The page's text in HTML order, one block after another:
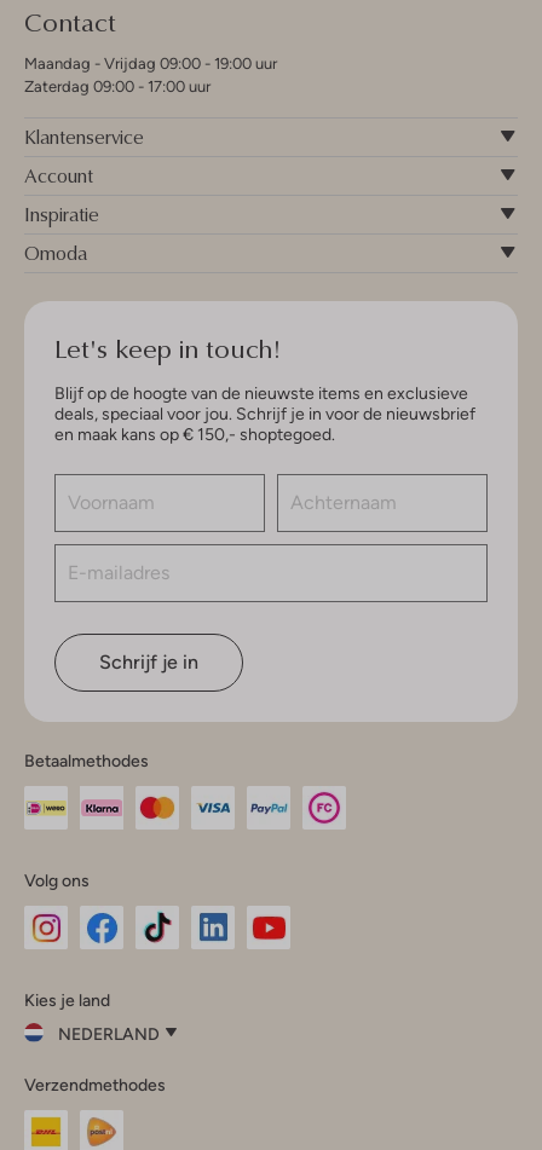
Contact
Maandag - Vrijdag 09:00 - 19:00 uur
Zaterdag 09:00 - 17:00 uur
Klantenservice
Account
Inspiratie
Omoda
Let's keep in touch!
Blijf op de hoogte van de nieuwste items en exclusieve
deals, speciaal voor jou. Schrijf je in voor de nieuwsbrief
en maak kans op € 150,- shoptegoed.
Schrijf je in
Betaalmethodes
Volg ons
InstagramFacebook
Kies je land
NEDERLAND
je
land
Nederland
Verzendmethodes